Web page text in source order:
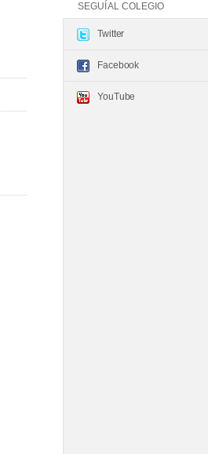
SEGUÍ AL COLEGIO
Twitter
Facebook
YouTube